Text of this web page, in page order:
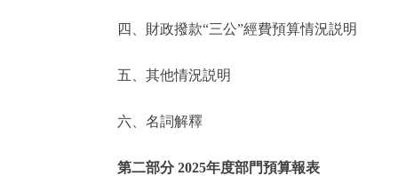
便民服務
仲介服務
政民互動
四、財政撥款“三公”經費預算情況説明
五、其他情況説明
六、名詞解釋
第二部分 2025年度部門預算報表